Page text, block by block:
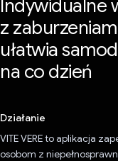
Indywidualne
z
ułatwia
na co dzień
Działanie
VITE VERE to aplikacja
osobom z